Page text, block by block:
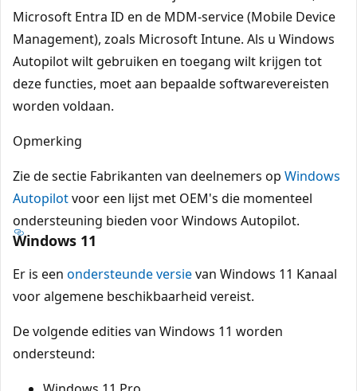
Microsoft Entra ID en de MDM-service (Mobile Device
Management), zoals Microsoft Intune. Als u Windows
Autopilot wilt gebruiken en toegang wilt krijgen tot
deze functies, moet aan bepaalde softwarevereisten
worden voldaan.
Opmerking
Zie de sectie Fabrikanten van deelnemers op Windows
Autopilotvoor een lijst met OEM's die momenteel
ondersteuning bieden voor Windows Autopilot.
Windows 11
Er is een ondersteunde versievan Windows 11 Kanaal
voor algemene beschikbaarheid vereist.
De volgende edities van Windows 11 worden
ondersteund: